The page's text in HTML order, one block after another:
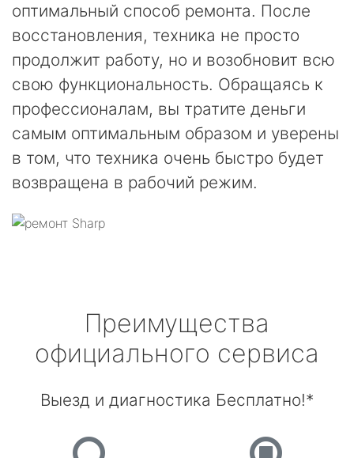
оптимальный способ ремонта. После
восстановления, техника не просто
продолжит работу, но и возобновит всю
свою функциональность. Обращаясь к
профессионалам, вы тратите деньги
самым оптимальным образом и уверены
в том, что техника очень быстро будет
возвращена в рабочий режим.
Преимущества
официального сервиса
Выезд и диагностика Бесплатно!*